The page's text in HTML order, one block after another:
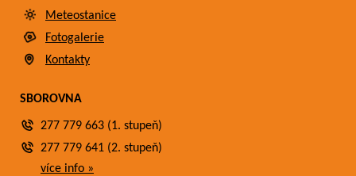
Meteostanice
Fotogalerie
Kontakty
SBOROVNA
277 779 663 (1. stupeň)
277 779 641 (2. stupeň)
více info »